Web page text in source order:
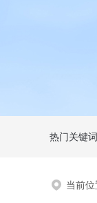
热门关键词
当前位